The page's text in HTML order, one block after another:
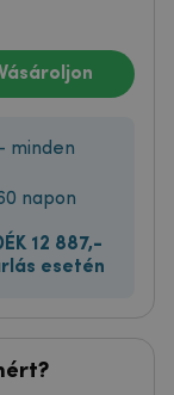
Vásároljon
minden
napon
12 887,-
esetén